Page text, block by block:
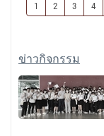
1 2 3 4
ข่าวกิจกรรม